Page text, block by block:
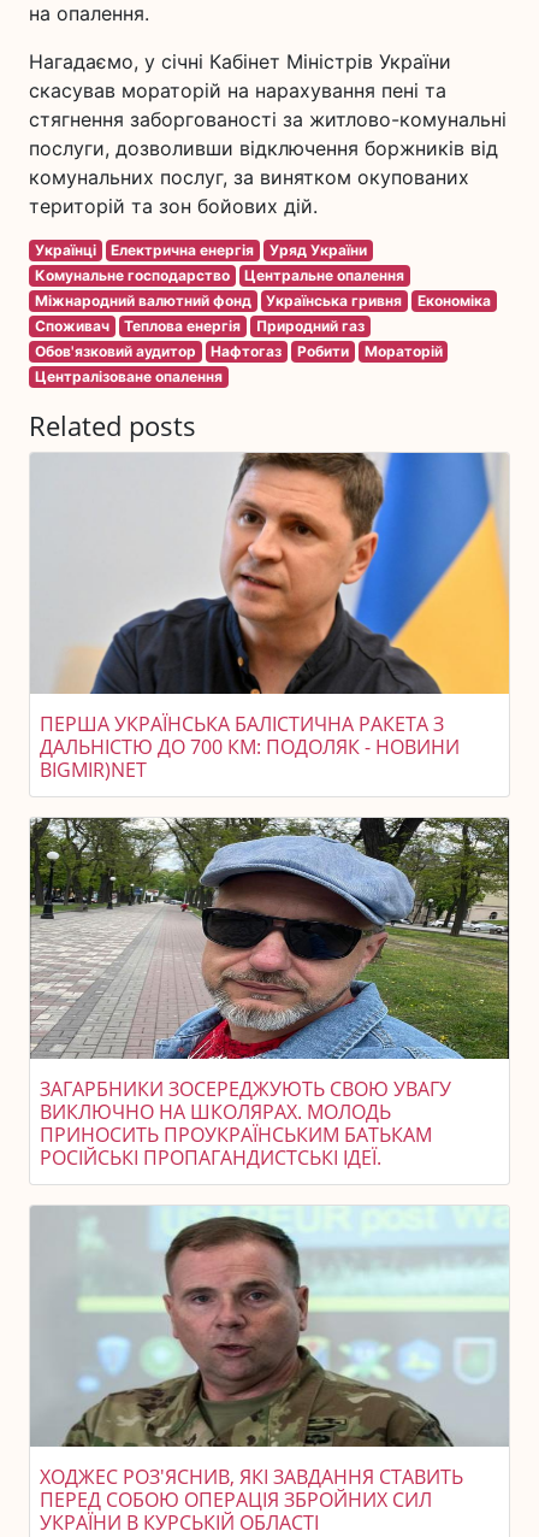
на опалення.
Нагадаємо, у січні Кабінет Міністрів України
скасував мораторій на нарахування пені та
стягнення заборгованості за житлово-комунальні
послуги, дозволивши відключення боржників від
комунальних послуг, за винятком окупованих
територій та зон бойових дій.
Українці Електрична енергія
Уряд України
Комунальне господарство
Центральне опалення
Міжнародний валютний фонд
Українська гривня
Економіка
Споживач
Теплова енергія
Природний газ
Обов'язковий аудитор
Нафтогаз Робити
Мораторій
Централізоване опалення
Related posts
ПЕРША УКРАЇНСЬКА БАЛІСТИЧНА РАКЕТА З
ДАЛЬНІСТЮ ДО 700 КМ: ПОДОЛЯК - НОВИНИ
BIGMIR)NET
ЗАГАРБНИКИ ЗОСЕРЕДЖУЮТЬ СВОЮ УВАГУ
ВИКЛЮЧНО НА ШКОЛЯРАХ. МОЛОДЬ
ПРИНОСИТЬ ПРОУКРАЇНСЬКИМ БАТЬКАМ
РОСІЙСЬКІ ПРОПАГАНДИСТСЬКІ ІДЕЇ.
ХОДЖЕС РОЗ'ЯСНИВ, ЯКІ ЗАВДАННЯ СТАВИТЬ
ПЕРЕД СОБОЮ ОПЕРАЦІЯ ЗБРОЙНИХ СИЛ
УКРАЇНИ В КУРСЬКІЙ ОБЛАСТІ